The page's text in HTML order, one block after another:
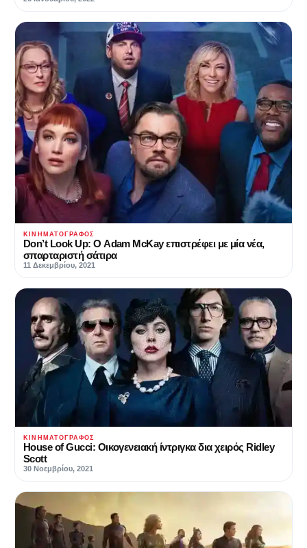
ΚΙΝΗΜΑΤΟΓΡΆΦΟΣ
Don’t Look Up: Ο Adam McKay επιστρέφει με μία νέα,
σπαρταριστή σάτιρα
11 Δεκεμβρίου, 2021
ΚΙΝΗΜΑΤΟΓΡΆΦΟΣ
House of Gucci: Οικογενειακή ίντριγκα δια χειρός Ridley
Scott
30 Νοεμβρίου, 2021